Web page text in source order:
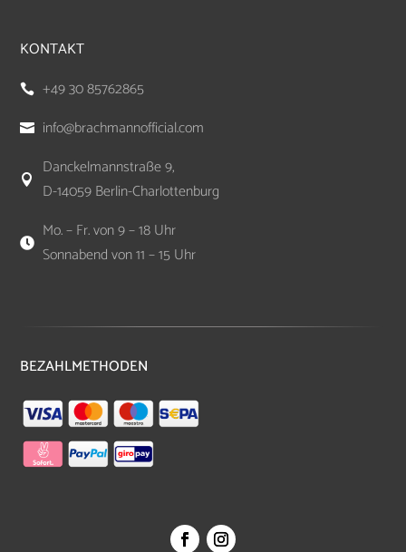
KONTAKT
 +49 30 85762865
 info@brachmannofficial.com

Danckelmannstraße 9,
D-14059 Berlin-Charlottenburg

Mo. – Fr. von 9 – 18 Uhr
Sonnabend von 11 – 15 Uhr
BEZAHLMETHODEN